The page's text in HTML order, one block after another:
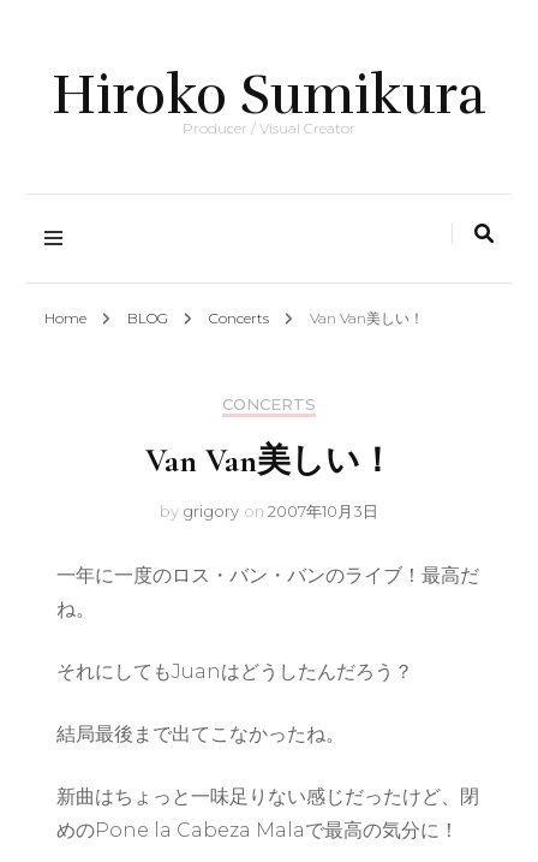
Hiroko Sumikura
Producer / Visual Creator
Home BLOG Concerts Van Van美しい！
CONCERTS
Van Van美しい！
by grigory on 2007年10月3日
一年に一度のロス・バン・バンのライブ！最高だ
ね。
それにしてもJuanはどうしたんだろう？
結局最後まで出てこなかったね。
新曲はちょっと一味足りない感じだったけど、閉
めのPone la Cabeza Malaで最高の気分に！